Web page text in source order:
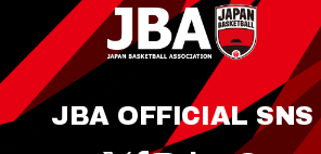
JBA OFFICIAL SNS